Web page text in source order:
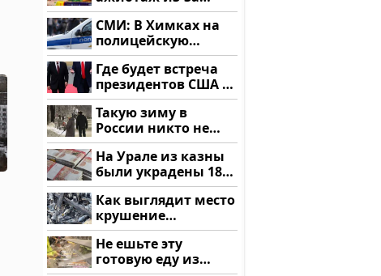
этого продукта: что
купить?
СМИ: В Химках на
полицейскую
машину напали и
подожгли.
Где будет встреча
президентов США и
России: Европа?
Такую зиму в
России никто не
ждал: как так?!
На Урале из казны
были украдены 18
миллионов рублей
Как выглядит место
крушение
вертолета на
Кавказе: смотреть
Не ешьте эту
готовую еду из